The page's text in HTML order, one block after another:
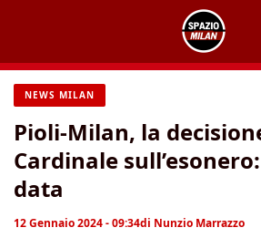
contenuto
NEWS MILAN
Pioli-Milan, la
Cardinale
data
12 Gennaio 2024 - 09:34di Nunzio Marrazzo